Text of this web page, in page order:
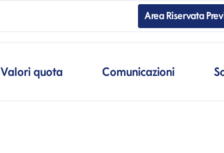
Area Riservata
Valori quota Comunicazioni